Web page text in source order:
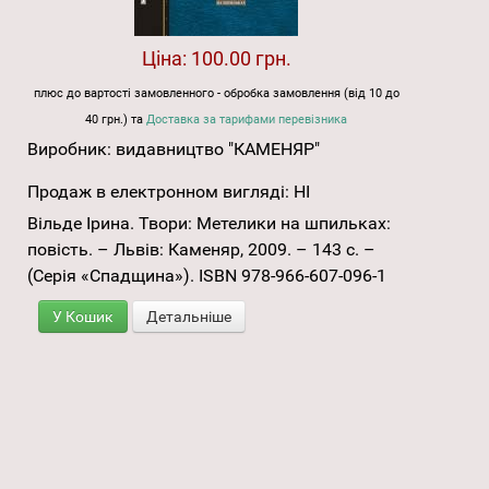
Ціна: 100.00 грн.
плюс до вартості замовленного - обробка замовлення (від 10 до
40 грн.) таДоставка за тарифами перевізника
Виробник: видавництво "КАМЕНЯР"
Продаж в електронном вигляді: НІ
Вільде Ірина. Твори: Метелики на шпильках:
повість. – Львів: Каменяр, 2009. – 143 с. –
(Серія «Спадщина»). ISBN 978-966-607-096-1
У Кошик Детальніше